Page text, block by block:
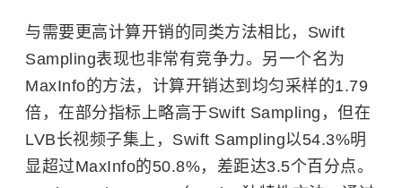
与需要更高计算开销的同类方法相比，Swift
Sampling表现也非常有竞争力。另一个名为
MaxInfo的方法，计算开销达到均匀采样的1.79
倍，在部分指标上略高于Swift Sampling，但在
LVB长视频子集上，Swift Sampling以54.3%明
显超过MaxInfo的50.8%，差距达3.5个百分点。